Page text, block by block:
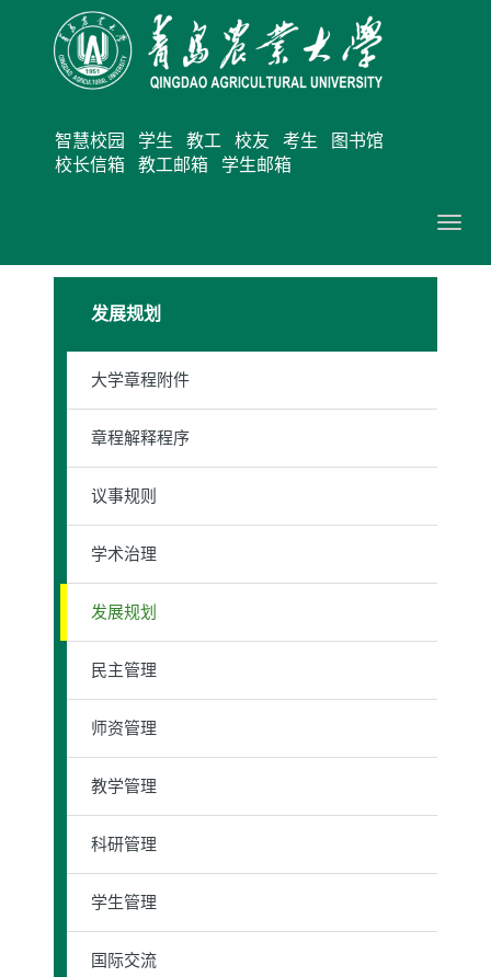
智慧校园 学生 教工 校友 考生
图书馆
校长信箱
教工邮箱 学生邮箱
切
换
发展规划
大学章程附件
章程解释程序
议事规则
学术治理
发展规划
民主管理
师资管理
教学管理
科研管理
学生管理
国际交流